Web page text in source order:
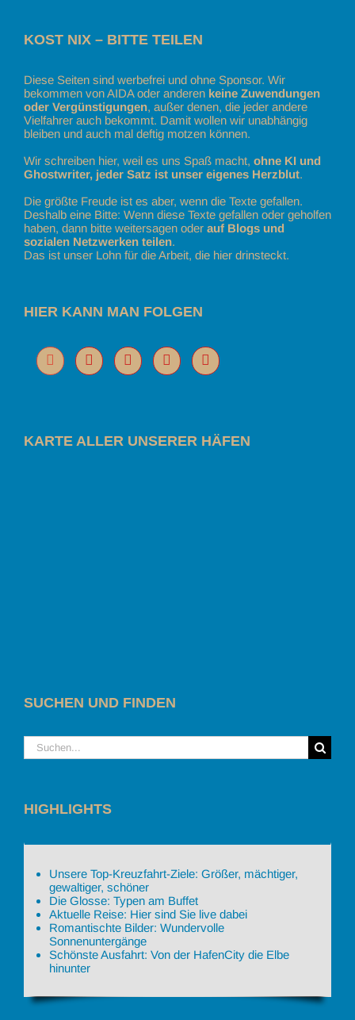
KOST NIX – BITTE TEILEN
Diese Seiten sind werbefrei und ohne Sponsor. Wir
bekommen von AIDA oder anderen keine Zuwendungen
oder Vergünstigungen, außer denen, die jeder andere
Vielfahrer auch bekommt. Damit wollen wir unabhängig
bleiben und auch mal deftig motzen können.
Wir schreiben hier, weil es uns Spaß macht, ohne KI und
Ghostwriter, jeder Satz ist unser eigenes Herzblut.
Die größte Freude ist es aber, wenn die Texte gefallen.
Deshalb eine Bitte: Wenn diese Texte gefallen oder geholfen
haben, dann bitte weitersagen oder auf Blogs und
sozialen Netzwerken teilen.
Das ist unser Lohn für die Arbeit, die hier drinsteckt.
HIER KANN MAN FOLGEN
KARTE ALLER UNSERER HÄFEN
SUCHEN UND FINDEN
Suche
nach:
HIGHLIGHTS
Unsere Top-Kreuzfahrt-Ziele: Größer, mächtiger,
gewaltiger, schöner
Die Glosse: Typen am Buffet
Aktuelle Reise: Hier sind Sie live dabei
Romantischte Bilder: Wundervolle
Sonnenuntergänge
Schönste Ausfahrt: Von der HafenCity die Elbe
hinunter